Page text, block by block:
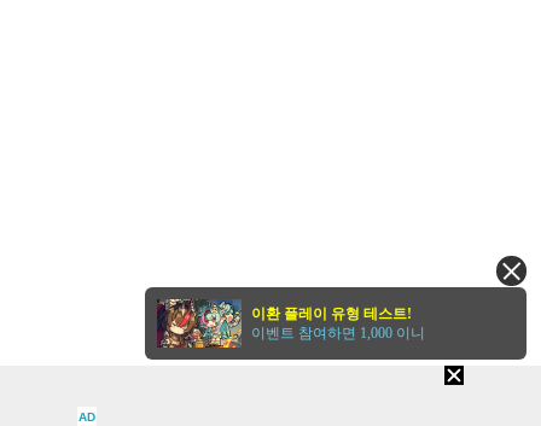
AD
이환 플레이 유형 테스트!
이벤트 참여하면 1,000 이니